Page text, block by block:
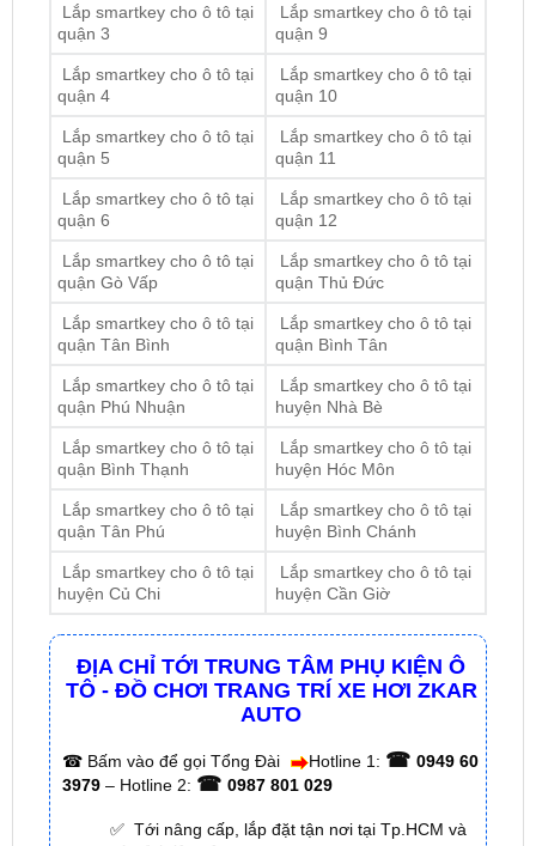
Lắp smartkey cho ô tô tại
quận 4
Lắp smartkey cho ô tô tại
quận 10
Lắp smartkey cho ô tô tại
quận 5
Lắp smartkey cho ô tô tại
quận 11
Lắp smartkey cho ô tô tại
quận 6
Lắp smartkey cho ô tô tại
quận 12
Lắp smartkey cho ô tô tại
quận Gò Vấp
Lắp smartkey cho ô tô tại
quận Thủ Đức
Lắp smartkey cho ô tô tại
quận Tân Bình
Lắp smartkey cho ô tô tại
quận Bình Tân
Lắp smartkey cho ô tô tại
quận Phú Nhuận
Lắp smartkey cho ô tô tại
huyện Nhà Bè
Lắp smartkey cho ô tô tại
quận Bình Thạnh
Lắp smartkey cho ô tô tại
huyện Hóc Môn
Lắp smartkey cho ô tô tại
quận Tân Phú
Lắp smartkey cho ô tô tại
huyện Bình Chánh
Lắp smartkey cho ô tô tại
huyện Củ Chi
Lắp smartkey cho ô tô tại
huyện Cần Giờ
ĐỊA CHỈ TỚI TRUNG TÂM PHỤ KIỆN Ô
☎Bấm vào để gọi Tổng Đài Hotline 1:☎ 0949 60
0987 801 029
✅ Tới nâng cấp, lắp đặt tận nơi tại Tp.HCM và
các tỉnh lân cận
✅ Cam kết: Tư vấn tận nơi miễn phí, hàng hóa